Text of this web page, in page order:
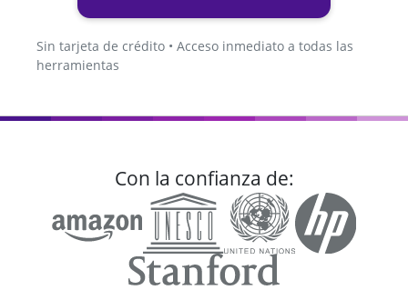
Sin tarjeta de crédito • Acceso inmediato a todas las
herramientas
Con la confianza de: